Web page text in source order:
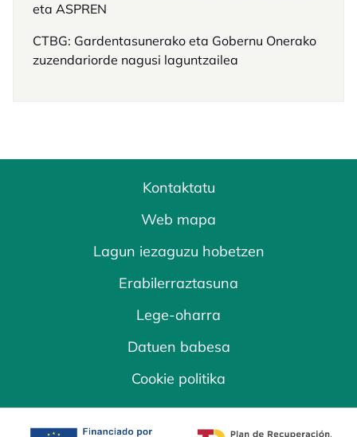
eta ASPREN
CTBG: Gardentasunerako eta Gobernu Onerako
zuzendariorde nagusi laguntzailea
Kontaktatu
Web mapa
Lagun iezaguzu hobetzen
Erabilerraztasuna
Lege-oharra
Datuen babesa
Cookie politika